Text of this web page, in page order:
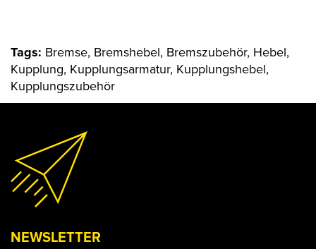
Tags: Bremse, Bremshebel, Bremszubehör, Hebel,
Kupplung, Kupplungsarmatur, Kupplungshebel,
Kupplungszubehör
NEWSLETTER